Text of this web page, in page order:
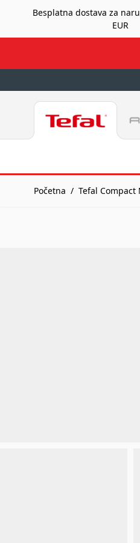
Besplatna dostava za
EUR
Početna / Tefal Compact